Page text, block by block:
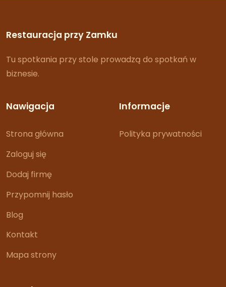
Restauracja przy Zamku
Tu spotkania przy stole prowadzą do spotkań w
biznesie.
Nawigacja
Strona główna
Zaloguj się
Dodaj firmę
Przypomnij hasło
Blog
Kontakt
Mapa strony
Informacje
Polityka prywatności